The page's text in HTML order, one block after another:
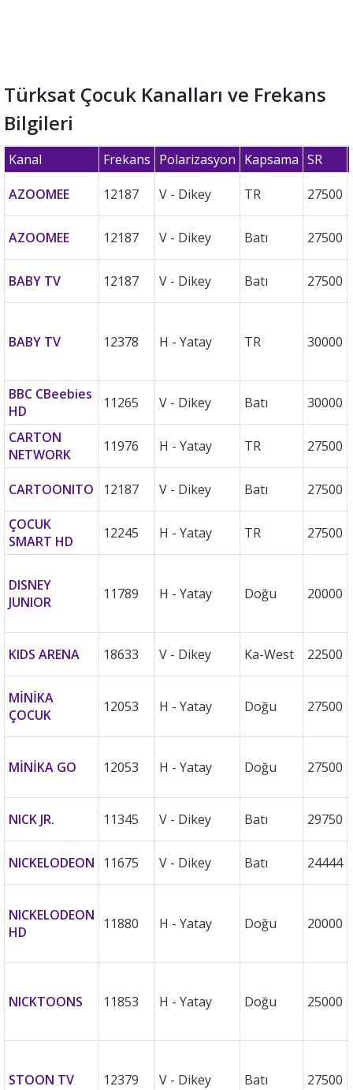
Türksat Çocuk Kanalları ve Frekans
Bilgileri
Kanal Frekans Polarizasyon Kapsama SR
AZOOMEE
12187 V - Dikey TR 27500
AZOOMEE 12187 V - Dikey Batı 27500
BABY TV 12187 V - Dikey Batı 27500
BABY TV 12378 H - Yatay TR 30000
BBC CBeebies
HD
11265 V - Dikey Batı 30000
CARTON
NETWORK
11976 H - Yatay TR 27500
CARTOONITO 12187 V - Dikey Batı 27500
ÇOCUK
SMART HD
12245 H - Yatay TR 27500
DISNEY
JUNIOR
11789 H - Yatay Doğu 20000
KIDS ARENA 18633 V - Dikey Ka-West 22500
MİNİKA
ÇOCUK
12053 H - Yatay Doğu 27500
MİNİKA GO 12053 H - Yatay Doğu 27500
NICK JR. 11345 V - Dikey Batı 29750
NICKELODEON 11675 V - Dikey Batı 24444
NICKELODEON
HD
11880 H - Yatay Doğu 20000
NICKTOONS 11853 H - Yatay Doğu 25000
STOON TV 12379 V - Dikey Batı 27500